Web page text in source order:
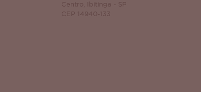
Centro, Ibitinga - SP
CEP 14940-133